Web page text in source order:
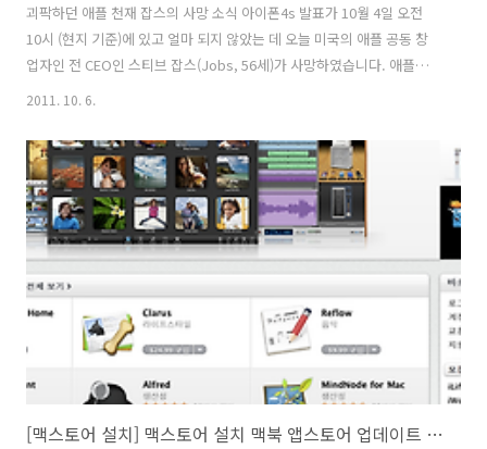
괴팍하던 애플 천재 잡스의 사망 소식 아이폰4s 발표가 10월 4일 오전
10시 (현지 기준)에 있고 얼마 되지 않았는 데 오늘 미국의 애플 공동 창
업자인 전 CEO인 스티브 잡스(Jobs, 56세)가 사망하였습니다. 애플의
아이패드2, 아이폰4, 아이폰3gs, 아이폰4s 등 앞으로 나올 아이폰5까지
의 신제품을 내놓는 키노트때의 카리스마를 이제는 보지 못할거 같네요.
괴팍하고 수수한 부자 천재인 스티브 잡스의 사망. 천재성과 열정이 있었
지만 건강에 발목이 잡혀 췌장암으로 신경내분비암으로 수년간 앓아왔
고 2년전 간으로 퍼져 간이식을 받았죠. 그러면서도 애플의 신제품을 내
놓으면 세계를 놀래켰죠. 애플의 1년성공신화를 만들었고 세계인들을 애
플샵..
2011. 10. 6.
[맥스토어 설치] 맥스토어 설치 맥북 앱스토어 업데이트 10.6.6